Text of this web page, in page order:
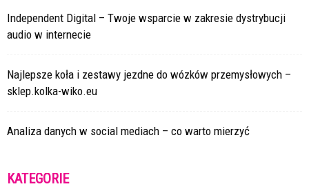
Independent Digital – Twoje wsparcie w zakresie dystrybucji
audio w internecie
Najlepsze koła i zestawy jezdne do wózków przemysłowych –
sklep.kolka-wiko.eu
Analiza danych w social mediach – co warto mierzyć
KATEGORIE